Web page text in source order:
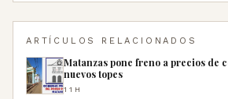
ARTÍCULOS RELACIONADOS
Matanzas pone freno a precios de
nuevos topes
11H